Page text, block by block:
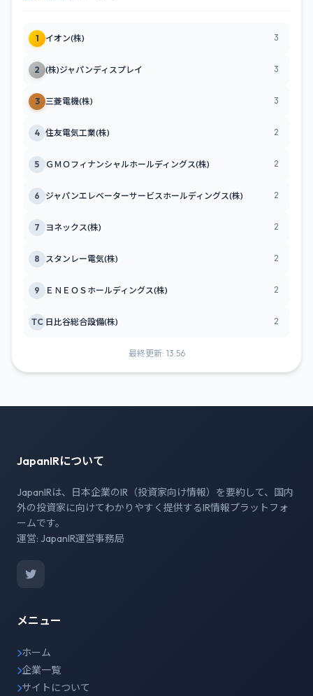
1 イオン(株) 3
2 (株)ジャパンディスプレイ 3
3 三菱電機(株) 3
4 住友電気工業(株) 2
5 ＧＭＯフィナンシャルホールディングス(株) 2
6 ジャパンエレベーターサービスホールディングス(株) 2
7 ヨネックス(株) 2
8 スタンレー電気(株) 2
9 ＥＮＥＯＳホールディングス(株) 2
TC 日比谷総合設備(株) 2
最終更新: 13:56
JapanIRについて
JapanIRは、日本企業のIR（投資家向け情報）を要約して、国内
外の投資家に向けてわかりやすく提供するIR情報プラットフォ
ームです。
運営: JapanIR運営事務局
メニュー
ホーム
企業一覧
サイトについて